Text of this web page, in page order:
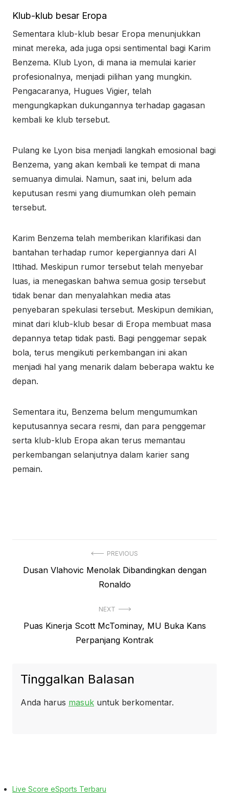
Klub-klub besar Eropa
Sementara klub-klub besar Eropa menunjukkan
minat mereka, ada juga opsi sentimental bagi Karim
Benzema. Klub Lyon, di mana ia memulai karier
profesionalnya, menjadi pilihan yang mungkin.
Pengacaranya, Hugues Vigier, telah
mengungkapkan dukungannya terhadap gagasan
kembali ke klub tersebut.
Pulang ke Lyon bisa menjadi langkah emosional bagi
Benzema, yang akan kembali ke tempat di mana
semuanya dimulai. Namun, saat ini, belum ada
keputusan resmi yang diumumkan oleh pemain
tersebut.
Karim Benzema telah memberikan klarifikasi dan
bantahan terhadap rumor kepergiannya dari Al
Ittihad. Meskipun rumor tersebut telah menyebar
luas, ia menegaskan bahwa semua gosip tersebut
tidak benar dan menyalahkan media atas
penyebaran spekulasi tersebut. Meskipun demikian,
minat dari klub-klub besar di Eropa membuat masa
depannya tetap tidak pasti. Bagi penggemar sepak
bola, terus mengikuti perkembangan ini akan
menjadi hal yang menarik dalam beberapa waktu ke
depan.
Sementara itu, Benzema belum mengumumkan
keputusannya secara resmi, dan para penggemar
serta klub-klub Eropa akan terus memantau
perkembangan selanjutnya dalam karier sang
pemain.
pos
PREVIOUS
Previous
Dusan Vlahovic Menolak Dibandingkan dengan
Ronaldo
NEXT
Next
Puas Kinerja Scott McTominay, MU Buka Kans
Perpanjang Kontrak
Tinggalkan Balasan
Anda harus masuk untuk berkomentar.
Live Score eSports Terbaru